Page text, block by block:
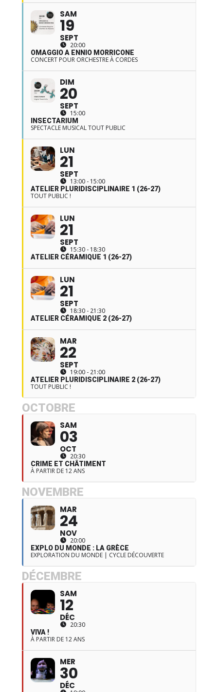
SAM
19
SEPT
20:00
OMAGGIO A ENNIO MORRICONE
CONCERT POUR ORCHESTRE À CORDES
DIM
20
SEPT
15:00
INSECTARIUM
SPECTACLE MUSICAL TOUT PUBLIC
LUN
21
SEPT
13:00 - 15:00
ATELIER PLURIDISCIPLINAIRE 1 (26-27)
TOUT PUBLIC !
LUN
21
SEPT
15:30 - 18:30
ATELIER CÉRAMIQUE 1 (26-27)
LUN
21
SEPT
18:30 - 21:30
ATELIER CÉRAMIQUE 2 (26-27)
MAR
22
SEPT
19:00 - 21:00
ATELIER PLURIDISCIPLINAIRE 2 (26-27)
TOUT PUBLIC !
OCTOBRE
SAM
03
OCT
20:30
CRIME ET CHÂTIMENT
À PARTIR DE 12 ANS
NOVEMBRE
MAR
24
NOV
20:00
EXPLO DU MONDE : LA GRÈCE
EXPLORATION DU MONDE | CYCLE DÉCOUVERTE
DÉCEMBRE
SAM
12
DÉC
20:30
VIVA !
À PARTIR DE 12 ANS
MER
30
DÉC